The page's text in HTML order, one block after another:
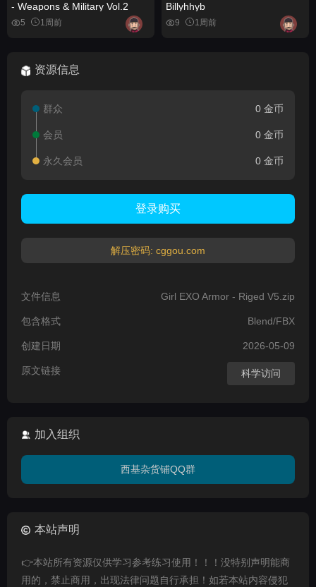
- Weapons & Military Vol.2
5 1周前
Billyhhyb
9 1周前
资源信息
群众 0 金币
会员 0 金币
永久会员 0 金币
登录购买
解压密码: cggou.com
文件信息 Girl EXO Armor - Riged V5.zip
包含格式 Blend/FBX
创建日期 2026-05-09
原文链接 科学访问
加入组织
西基杂货铺QQ群
本站声明
👉本站所有资源仅供学习参考练习使用！！！没特别声明能商
用的，禁止商用，出现法律问题自行承担！如若本站内容侵犯